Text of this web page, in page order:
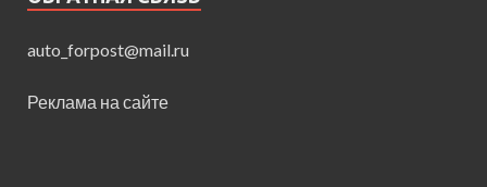
auto_forpost@mail.ru
Реклама на сайте